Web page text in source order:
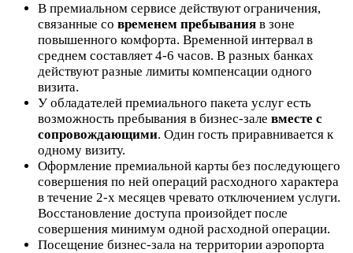
В премиальном сервисе действуют ограничения,
связанные со временем пребывания в зоне
повышенного комфорта. Временной интервал в
среднем составляет 4-6 часов. В разных банках
действуют разные лимиты компенсации одного
визита.
У обладателей премиального пакета услуг есть
возможность пребывания в бизнес-зале вместе с
сопровождающими. Один гость приравнивается к
одному визиту.
Оформление премиальной карты без последующего
совершения по ней операций расходного характера
в течение 2-х месяцев чревато отключением услуги.
Восстановление доступа произойдет после
совершения минимум одной расходной операции.
Посещение бизнес-зала на территории аэропорта